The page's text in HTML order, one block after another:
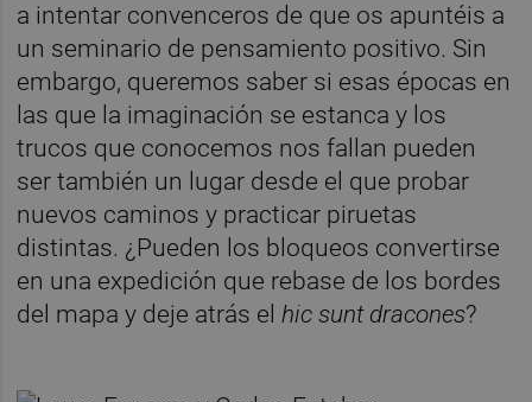
a intentar convenceros de que os apuntéis a
un seminario de pensamiento positivo. Sin
embargo, queremos saber si esas épocas en
las que la imaginación se estanca y los
trucos que conocemos nos fallan pueden
ser también un lugar desde el que probar
nuevos caminos y practicar piruetas
distintas. ¿Pueden los bloqueos convertirse
en una expedición que rebase de los bordes
del mapa y deje atrás elhic sunt dracones?